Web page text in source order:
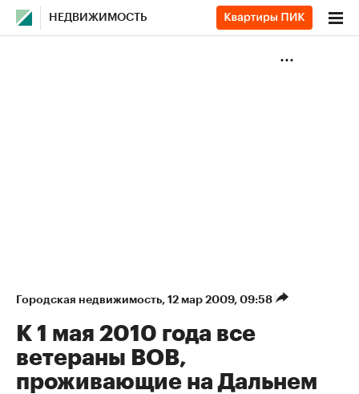
НЕДВИЖИМОСТЬ
Городская недвижимость⁠, 12 мар 2009, 09:58
К 1 мая 2010 года все
ветераны ВОВ,
проживающие на Дальнем